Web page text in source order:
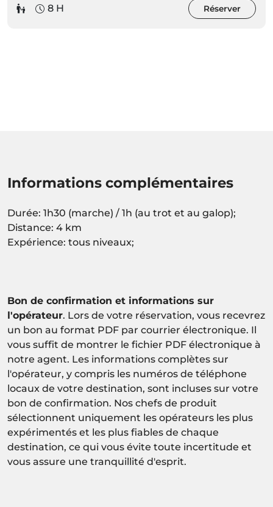
8 H
Réserver
Informations complémentaires
Durée: 1h30 (marche) / 1h (au trot et au galop);
Distance: 4 km
Expérience: tous niveaux;
Bon de confirmation et informations sur
l'opérateur. Lors de votre réservation, vous recevrez
un bon au format PDF par courrier électronique. Il
vous suffit de montrer le fichier PDF électronique à
notre agent. Les informations complètes sur
l'opérateur, y compris les numéros de téléphone
locaux de votre destination, sont incluses sur votre
bon de confirmation. Nos chefs de produit
sélectionnent uniquement les opérateurs les plus
expérimentés et les plus fiables de chaque
destination, ce qui vous évite toute incertitude et
vous assure une tranquillité d'esprit.